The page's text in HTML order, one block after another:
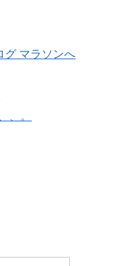
、。